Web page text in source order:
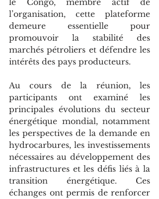
le Congo, membre actif de
l’organisation, cette plateforme
demeure essentielle pour
promouvoir la stabilité des
marchés pétroliers et défendre les
intérêts des pays producteurs.
Au cours de la réunion, les
participants ont examiné les
principales évolutions du secteur
énergétique mondial, notamment
les perspectives de la demande en
hydrocarbures, les investissements
nécessaires au développement des
infrastructures et les défis liés à la
transition énergétique. Ces
échanges ont permis de renforcer